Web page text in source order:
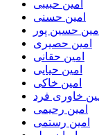
امین حبیبی
امین حسنی
امین حسین پور
امین حصیری
امین حقانی
امین حیایی
امین خاکی
خاوری فرد
امین رحیمی
امین رستمی